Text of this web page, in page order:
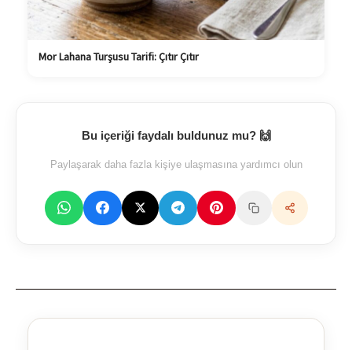
Mor Lahana Turşusu Tarifi: Çıtır Çıtır
Bu içeriği faydalı buldunuz mu? 🙌
Paylaşarak daha fazla kişiye ulaşmasına yardımcı olun